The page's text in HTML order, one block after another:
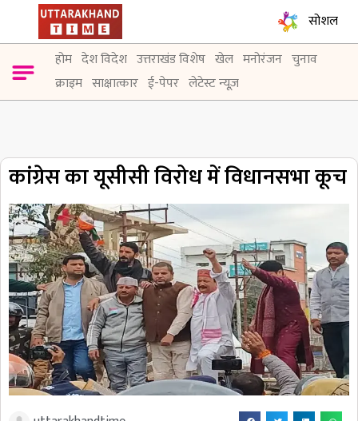
सोशल
होम देश विदेश उत्तराखंड विशेष खेल मनोरंजन चुनाव
क्राइम साक्षात्कार ई-पेपर लेटेस्ट न्यूज़
कांग्रेस का यूसीसी विरोध में विधानसभा कूच